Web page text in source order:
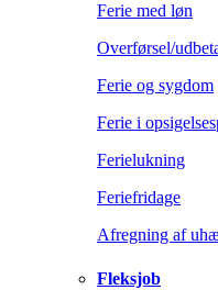
Ferie med løn
Overførsel/
Ferie og sygdom
Ferie i
Ferielukning
Feriefridage
Afregning af
Fleksjob